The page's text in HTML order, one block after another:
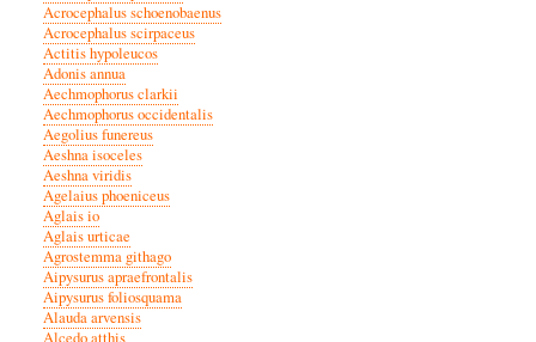
Acrocephalus schoenobaenus
Acrocephalus scirpaceus
Actitis hypoleucos
Adonis annua
Aechmophorus clarkii
Aechmophorus occidentalis
Aegolius funereus
Aeshna isoceles
Aeshna viridis
Agelaius phoeniceus
Aglais io
Aglais urticae
Agrostemma githago
Aipysurus apraefrontalis
Aipysurus foliosquama
Alauda arvensis
Alcedo atthis